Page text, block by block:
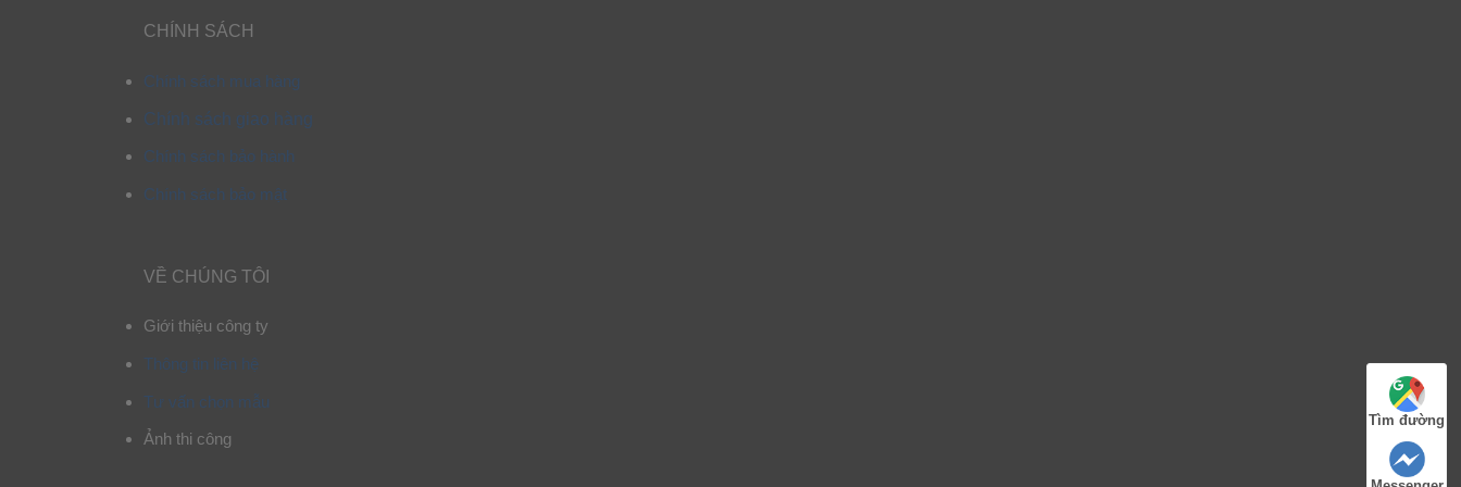
CHÍNH SÁCH
Chính sách mua hàng
Chính sách giao hàng
Chính sách bảo hành
Chính sách bảo mật
VỀ CHÚNG TÔI
Giới thiệu công ty
Thông tin liên hệ
Tư vấn chọn mẫu
Ảnh thi công
Tìm đường